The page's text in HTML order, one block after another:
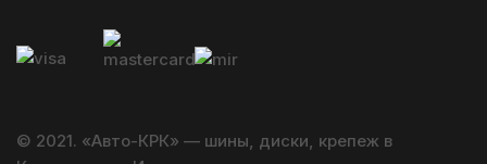
© 2021. «Авто-КРК» — шины, диски, крепеж в